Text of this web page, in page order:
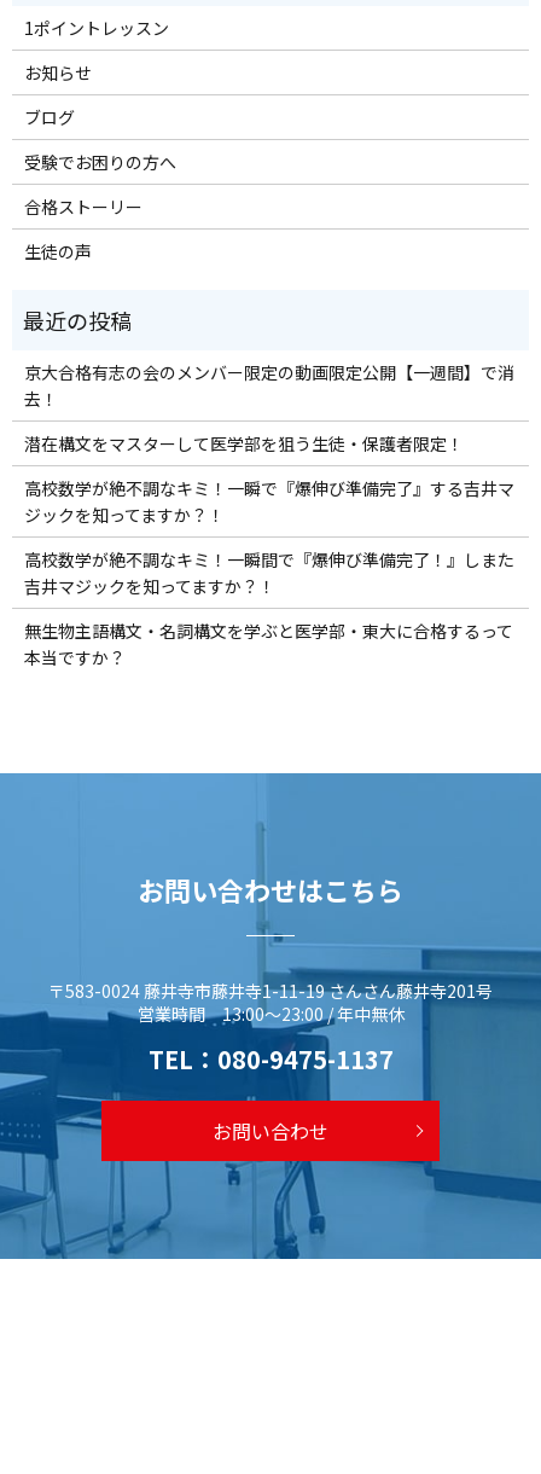
1ポイントレッスン
お知らせ
ブログ
受験でお困りの方へ
合格ストーリー
生徒の声
京大合格有志の会のメンバー限定の動画限定公開【一週間】で消
去！
潜在構文をマスターして医学部を狙う生徒・保護者限定！
高校数学が絶不調なキミ！一瞬で『爆伸び準備完了』する吉井マ
ジックを知ってますか？！
高校数学が絶不調なキミ！一瞬間で『爆伸び準備完了！』しまた
吉井マジックを知ってますか？！
無生物主語構文・名詞構文を学ぶと医学部・東大に合格するって
本当ですか？
お問い合わせはこちら
〒583-0024 藤井寺市藤井寺1-11-19 さんさん藤井寺201号
営業時間 13:00～23:00 / 年中無休
TEL： 080-9475-1137
お問い合わせ